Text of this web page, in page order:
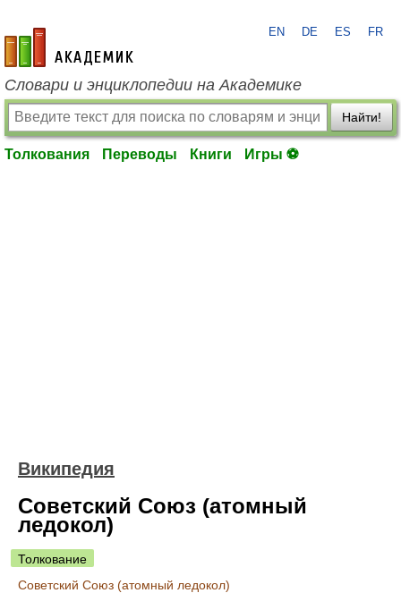
academic.ru
EN DE ES FR
Словари и энциклопедии на Академике
Найти!
Толкования Переводы Книги Игры ⚽
Википедия
Советский Союз (атомный
ледокол)
Толкование
Советский Союз (атомный ледокол)